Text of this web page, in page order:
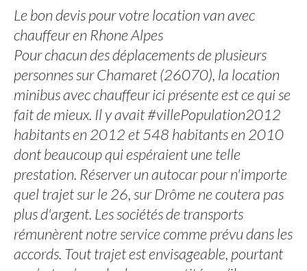
Le bon devis pour votre location van avec
chauffeur en Rhone Alpes
Pour chacun des déplacements de plusieurs
personnes sur Chamaret (26070), la location
minibus avec chauffeur ici présente est ce qui se
fait de mieux. Il y avait #villePopulation2012
habitants en 2012 et 548 habitants en 2010
dont beaucoup qui espéraient une telle
prestation. Réserver un autocar pour n'importe
quel trajet sur le 26, sur Drôme ne coutera pas
plus d'argent. Les sociétés de transports
rémunèrent notre service comme prévu dans les
accords. Tout trajet est envisageable, pourtant